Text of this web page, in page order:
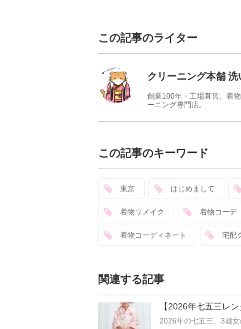
この記事のライター
クリーニング本舗 洗
創業100年・工場直営。着
ーニング専門店。
この記事のキーワード
東京 はじめまして
着物リメイク 着物コーデ
着物コーディネート 宅配
関連する記事
【2026年七五三レ
2026年の七五三、3歳